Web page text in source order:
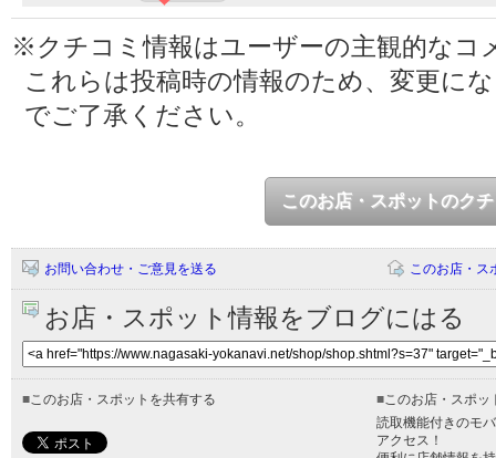
※クチコミ情報はユーザーの主観的なコ
これらは投稿時の情報のため、変更に
でご了承ください。
このお店・スポットのク
お問い合わせ・ご意見を送る このお店・ス
お店・スポット情報をブログにはる
■このお店・スポットを共有する ■このお店・スポッ
読取機能付きのモ
アクセス！